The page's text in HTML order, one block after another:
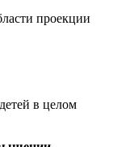
проекции
в целом